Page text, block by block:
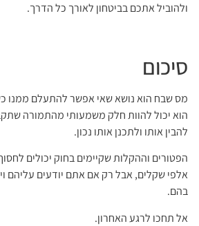
ולהוביל אתכם בביטחון לאורך כל הדרך.
סיכום
מס שבח הוא נושא שאי אפשר להתעלם ממנו
הוא יכול להוות חלק משמעותי מהתמורה
להבין אותו ולתכנן אותו נכון.
הפטורים וההקלות שקיימים בחוק יכולים
אלפי שקלים, אבל רק אם אתם יודעים עליהם
בהם.
אל תחכו לרגע האחרון.